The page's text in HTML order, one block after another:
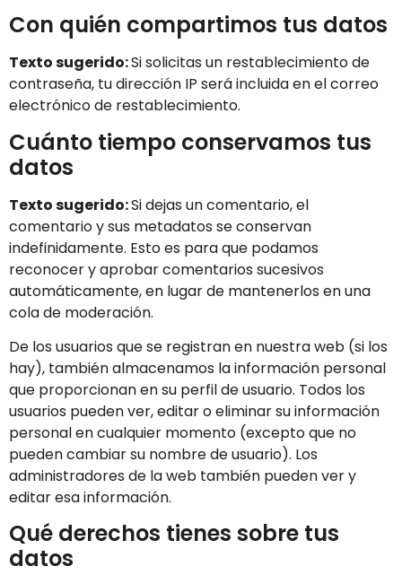
Con quién compartimos tus datos
Texto sugerido:Si solicitas un restablecimiento de
contraseña, tu dirección IP será incluida en el correo
electrónico de restablecimiento.
Cuánto tiempo conservamos tus
datos
Texto sugerido:Si dejas un comentario, el
comentario y sus metadatos se conservan
indefinidamente. Esto es para que podamos
reconocer y aprobar comentarios sucesivos
automáticamente, en lugar de mantenerlos en una
cola de moderación.
De los usuarios que se registran en nuestra web (si los
hay), también almacenamos la información personal
que proporcionan en su perfil de usuario. Todos los
usuarios pueden ver, editar o eliminar su información
personal en cualquier momento (excepto que no
pueden cambiar su nombre de usuario). Los
administradores de la web también pueden ver y
editar esa información.
Qué derechos tienes sobre tus
datos